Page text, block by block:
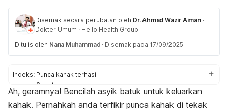
Disemak secara perubatan oleh Dr. Ahmad Wazir Aiman ·
Dokter Umum · Hello Health Group
Ditulis oleh Nana Muhammad · Disemak pada 17/09/2025
Indeks: Punca kahak terhasil
Spektrum warna kahak
Kahak kuning
Perang
Ah, geramnya! Bencilah asyik batuk untuk keluarkan
kahak. Pernahkah anda terfikir punca kahak di tekak